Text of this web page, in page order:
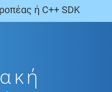
ή C++ SDK